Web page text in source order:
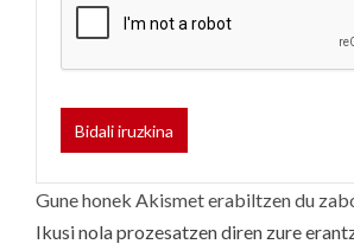
Gune honek Akismet erabiltzen du
Ikusi nola prozesatzen diren zure